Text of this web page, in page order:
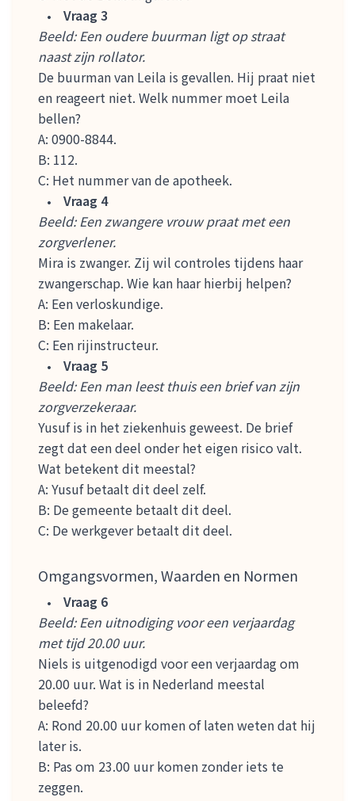
Vraag 3
Beeld: Een oudere buurman ligt op straat
naast zijn rollator.
De buurman van Leila is gevallen. Hij praat niet
en reageert niet. Welk nummer moet Leila
bellen?
A: 0900-8844.
B: 112.
C: Het nummer van de apotheek.
Vraag 4
Beeld: Een zwangere vrouw praat met een
zorgverlener.
Mira is zwanger. Zij wil controles tijdens haar
zwangerschap. Wie kan haar hierbij helpen?
A: Een verloskundige.
B: Een makelaar.
C: Een rijinstructeur.
Vraag 5
Beeld: Een man leest thuis een brief van zijn
zorgverzekeraar.
Yusuf is in het ziekenhuis geweest. De brief
zegt dat een deel onder het eigen risico valt.
Wat betekent dit meestal?
A: Yusuf betaalt dit deel zelf.
B: De gemeente betaalt dit deel.
C: De werkgever betaalt dit deel.
Omgangsvormen, Waarden en Normen
Vraag 6
Beeld: Een uitnodiging voor een verjaardag
met tijd 20.00 uur.
Niels is uitgenodigd voor een verjaardag om
20.00 uur. Wat is in Nederland meestal
beleefd?
A: Rond 20.00 uur komen of laten weten dat hij
later is.
B: Pas om 23.00 uur komen zonder iets te
zeggen.